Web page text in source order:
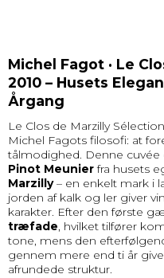
Michel Fagot · Le
2010 – Husets
Årgang
Le Clos de Marzilly
Michel Fagots filosofi: at
tålmodighed. Denne
Pinot Meunierfra husets
Marzilly– en enkelt mark i
jorden af kalk og ler giver
karakter. Efter den første
træfade, hvilket tilfører
tone, mens den
gennem mere end ti år
afrundede struktur.